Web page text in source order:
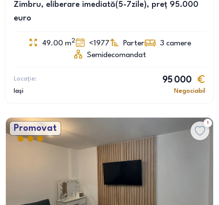
Zimbru, eliberare imediată(5-7zile), preț 95.000
euro
49.00 m2 <1977 Parter 3 camere
Semidecomandat
Locație:
Iași
95 000
Negociabil
Promovat
1